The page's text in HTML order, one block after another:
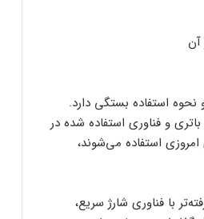
استفاده بستگی دارد.
و فناوری استفاده شده در
استفاده می‌شوند،
با فناوری شارژ سریع،